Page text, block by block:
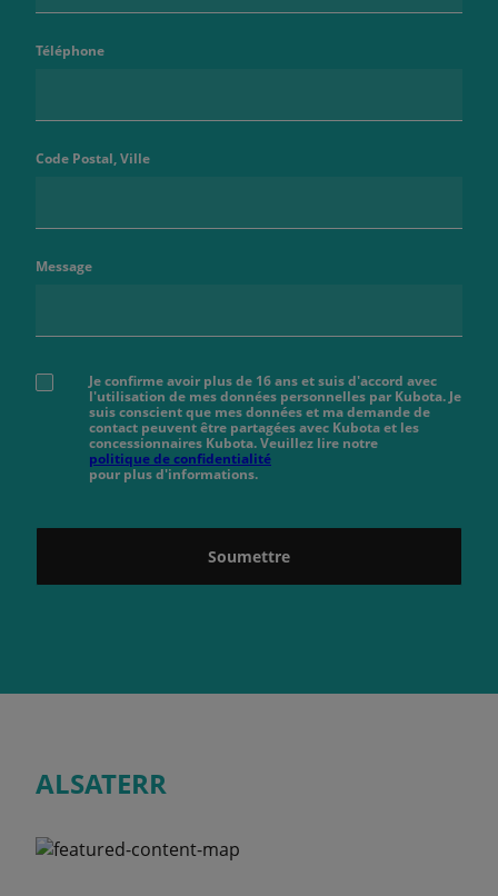
Téléphone
Code Postal, Ville
Message
Je confirme avoir plus de 16 ans et suis d'accord avec
l'utilisation de mes données personnelles par Kubota. Je
suis conscient que mes données et ma demande de
contact peuvent être partagées avec Kubota et les
concessionnaires Kubota. Veuillez lire notre
politique de confidentialité
pour plus d'informations.
Soumettre
ALSATERR